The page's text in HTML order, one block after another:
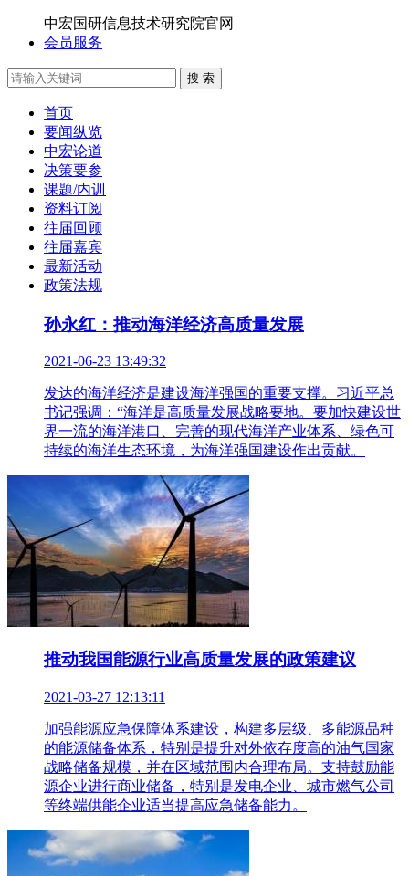
中宏国研信息技术研究院官网
会员服务
搜 索
首页
要闻纵览
中宏论道
决策要参
课题/内训
资料订阅
往届回顾
往届嘉宾
最新活动
政策法规
孙永红：推动海洋经济高质量发展
2021-06-23 13:49:32
发达的海洋经济是建设海洋强国的重要支撑。习近平总
书记强调：“海洋是高质量发展战略要地。要加快建设世
界一流的海洋港口、完善的现代海洋产业体系、绿色可
持续的海洋生态环境，为海洋强国建设作出贡献。
推动我国能源行业高质量发展的政策建议
2021-03-27 12:13:11
加强能源应急保障体系建设，构建多层级、多能源品种
的能源储备体系，特别是提升对外依存度高的油气国家
战略储备规模，并在区域范围内合理布局。支持鼓励能
源企业进行商业储备，特别是发电企业、城市燃气公司
等终端供能企业适当提高应急储备能力。